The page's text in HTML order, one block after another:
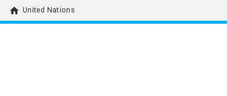
home United Nations